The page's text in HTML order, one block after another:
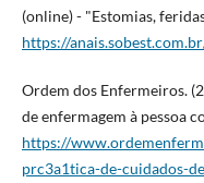
(online) - "Estomias,
https://
Ordem dos Enfermeiros.
de enfermagem à pessoa
https://
prc3a1tica-de-cuidados-